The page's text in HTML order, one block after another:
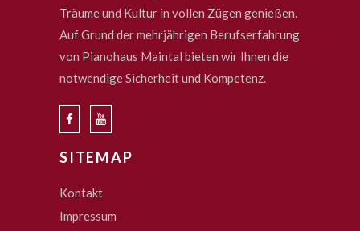
Träume und Kultur in vollen Zügen genießen.
Auf Grund der mehrjährigen Berufserfahrung
von Pianohaus Maintal bieten wir Ihnen die
notwendige Sicherheit und Kompetenz.
SITEMAP
Kontakt
Impressum